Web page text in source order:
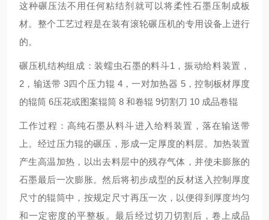
这种碾压法不用任何粘结剂就可以将柔性石墨压制成板
材。整个工艺过程是在装有滚轮碾压机的专用设备上进行
的。
碾压机结构组成：装蠕虫石墨的料斗1，振动给料装置，
2，输送带 3四个压力辊 4，一对加热器 5，控制板材厚度
的辊筒 6压花或图案辊筒 8 和卷辊 9切割刀 10 成品卷辊
工作过程：高纯石墨从料斗进入给料装置，落在输送带
上。经过压力辊的碾压，形成一定厚度的料层。加热装置
产生高温加热，以出去料层中的残存气体，并使未膨胀的
石墨最后一次膨胀。然后将初步成型的反材送入控制厚度
尺寸的辊筒中，按规定尺寸再压一次，以便得到厚度均匀
和一定密度的平整板。最后经过切刀切割后，卷上成品